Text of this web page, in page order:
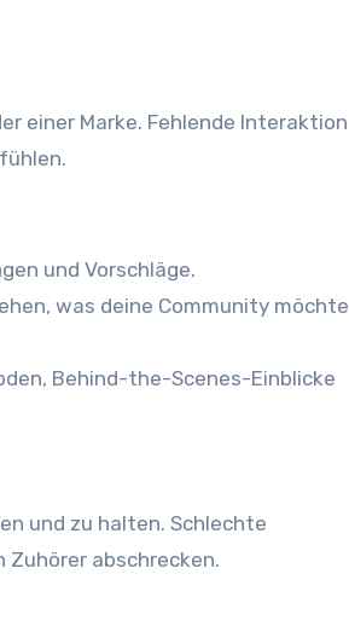
einer Marke. Fehlende Interaktion
und Vorschläge.
was deine Community möchte
Behind-the-Scenes-Einblicke
und zu halten. Schlechte
abschrecken.